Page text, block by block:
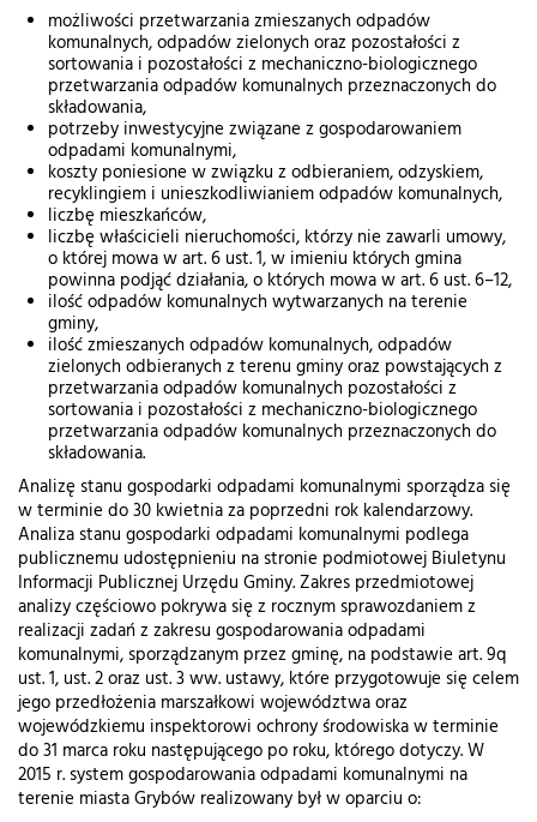
możliwości przetwarzania zmieszanych odpadów
komunalnych, odpadów zielonych oraz pozostałości z
sortowania i pozostałości z mechaniczno-biologicznego
przetwarzania odpadów komunalnych przeznaczonych do
składowania,
potrzeby inwestycyjne związane z gospodarowaniem
odpadami komunalnymi,
koszty poniesione w związku z odbieraniem, odzyskiem,
recyklingiem i unieszkodliwianiem odpadów komunalnych,
liczbę mieszkańców,
liczbę właścicieli nieruchomości, którzy nie zawarli umowy,
o której mowa w art. 6 ust. 1, w imieniu których gmina
powinna podjąć działania, o których mowa w art. 6 ust. 6–12,
ilość odpadów komunalnych wytwarzanych na terenie
gminy,
ilość zmieszanych odpadów komunalnych, odpadów
zielonych odbieranych z terenu gminy oraz powstających z
przetwarzania odpadów komunalnych pozostałości z
sortowania i pozostałości z mechaniczno-biologicznego
przetwarzania odpadów komunalnych przeznaczonych do
składowania.
Analizę stanu gospodarki odpadami komunalnymi sporządza się
w terminie do 30 kwietnia za poprzedni rok kalendarzowy.
Analiza stanu gospodarki odpadami komunalnymi podlega
publicznemu udostępnieniu na stronie podmiotowej Biuletynu
Informacji Publicznej Urzędu Gminy. Zakres przedmiotowej
analizy częściowo pokrywa się z rocznym sprawozdaniem z
realizacji zadań z zakresu gospodarowania odpadami
komunalnymi, sporządzanym przez gminę, na podstawie art. 9q
ust. 1, ust. 2 oraz ust. 3 ww. ustawy, które przygotowuje się celem
jego przedłożenia marszałkowi województwa oraz
wojewódzkiemu inspektorowi ochrony środowiska w terminie
do 31 marca roku następującego po roku, którego dotyczy. W
2015 r. system gospodarowania odpadami komunalnymi na
terenie miasta Grybów realizowany był w oparciu o: